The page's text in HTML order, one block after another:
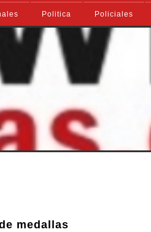
Politica Policiales
medallas